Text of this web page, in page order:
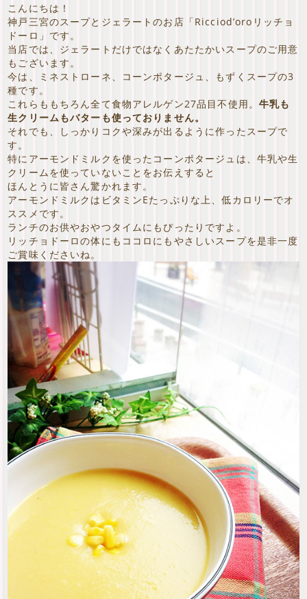
こんにちは！
神戸三宮のスープとジェラートのお店「Ricciod’oroリッチョ
ドーロ」です。
当店では、ジェラートだけではなくあたたかいスープのご用意
もございます。
今は、ミネストローネ、コーンポタージュ、もずくスープの3
種です。
これらももちろん全て食物アレルゲン27品目不使用。牛乳も
生クリームもバターも使っておりません。
それでも、しっかりコクや深みが出るように作ったスープで
す。
特にアーモンドミルクを使ったコーンポタージュは、牛乳や生
クリームを使っていないことをお伝えすると
ほんとうに皆さん驚かれます。
アーモンドミルクはビタミンEたっぷりな上、低カロリーでオ
ススメです。
ランチのお供やおやつタイムにもぴったりですよ。
リッチョドーロの体にもココロにもやさしいスープを是非一度
ご賞味くださいね。